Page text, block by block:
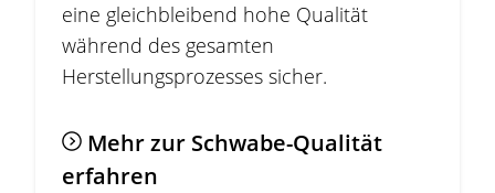
eine gleichbleibend hohe Qualität
während des gesamten
Herstellungsprozesses sicher.
Mehr zur Schwabe-Qualität
erfahren